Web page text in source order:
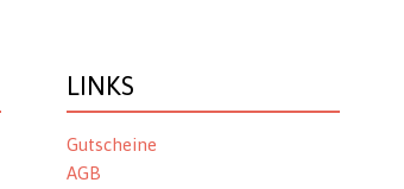
LINKS
Gutscheine
AGB